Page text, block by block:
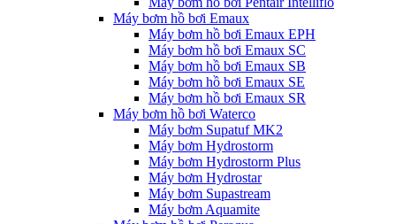
Máy bơm hồ bơi Emaux
Máy bơm hồ bơi Emaux EPH
Máy bơm hồ bơi Emaux SC
Máy bơm hồ bơi Emaux SB
Máy bơm hồ bơi Emaux SE
Máy bơm hồ bơi Emaux SR
Máy bơm hồ bơi Waterco
Máy bơm Supatuf MK2
Máy bơm Hydrostorm
Máy bơm Hydrostorm Plus
Máy bơm Hydrostar
Máy bơm Supastream
Máy bơm Aquamite